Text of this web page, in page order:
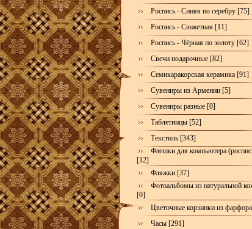
Роспись - Синяя по серебру [75]
Роспись - Сюжетная [11]
Роспись - Чёрная по золоту [62]
Свечи подарочные [82]
Семикаракорская керамика [91]
Сувениры из Армении [5]
Сувениры разные [0]
Таблетницы [52]
Текстиль [343]
Флешки для компьютера
[12]
Фляжки [37]
Фотоальбомы из натуральной
[0]
Цветочные корзинки из
Часы [291]